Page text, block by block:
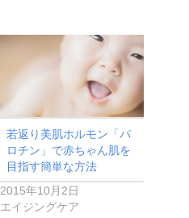
若返り美肌ホルモン「パ
ロチン」で赤ちゃん肌を
目指す簡単な方法
2015年10月2日
エイジングケア